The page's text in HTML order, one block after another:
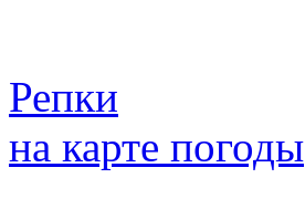
Репки
на карте погоды